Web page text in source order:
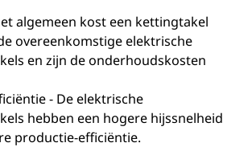
algemeen kost een kettingtakel
overeenkomstige elektrische
en zijn de onderhoudskosten
- De elektrische
hebben een hogere hijssnelheid
productie-efficiëntie.